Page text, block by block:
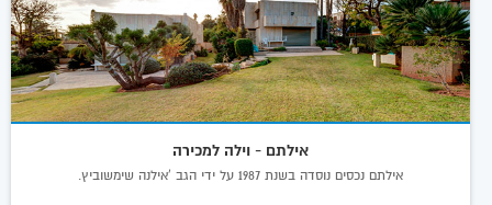
אילתם - וילה למכירה
אילתם נכסים נוסדה בשנת 1987 על ידי הגב 'אילנה שימשוביץ.